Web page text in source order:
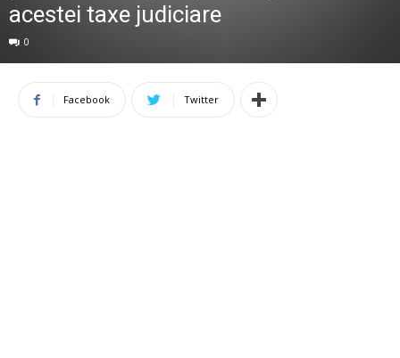
acestei taxe judiciare
0
Facebook Twitter